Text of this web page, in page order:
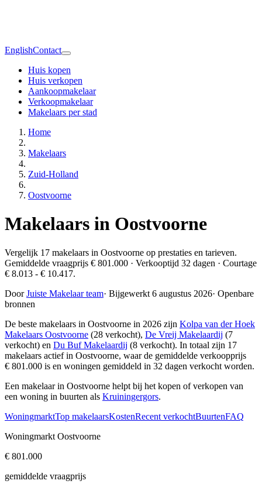
EnglishContact
Huis kopen
Huis verkopen
Aankoopmakelaar
Verkoopmakelaar
Makelaars per stad
Home
Makelaars
Zuid-Holland
Oostvoorne
Makelaars in Oostvoorne
Vergelijk 17 makelaars in Oostvoorne op prestaties en tarieven.
Gemiddelde vraagprijs € 801.000 · Verkooptijd 32 dagen · Courtage
€ 8.013 - € 10.417.
DoorJuiste Makelaar team· Bijgewerkt 6 augustus 2026· Openbare
bronnen
De beste makelaars in Oostvoorne in 2026 zijn Kolpa van der Hoek
Makelaars Oostvoorne (28 verkocht), De Vreij Makelaardij (7
verkocht) en Du Buf Makelaardij (8 verkocht). In totaal zijn 17
makelaars actief in Oostvoorne, waar de gemiddelde verkoopprijs
€ 801.000 is en woningen gemiddeld in 32 dagen verkocht worden.
Een makelaar in Oostvoorne helpt bij het kopen of verkopen van
een woning in buurten als Kruiningergors.
WoningmarktTop makelaarsKostenRecent verkochtBuurtenFAQ
Woningmarkt Oostvoorne
€ 801.000
gemiddelde vraagprijs